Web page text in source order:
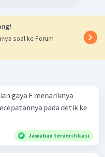
soal ke Forum
gaya F menariknya
pada detik ke
Jawaban terverifikasi